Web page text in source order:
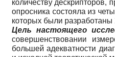
количеству дескрипторов,
опросника состояла из
которых были разработаны
Цель настоящего
совершенствовании
большей адекватности